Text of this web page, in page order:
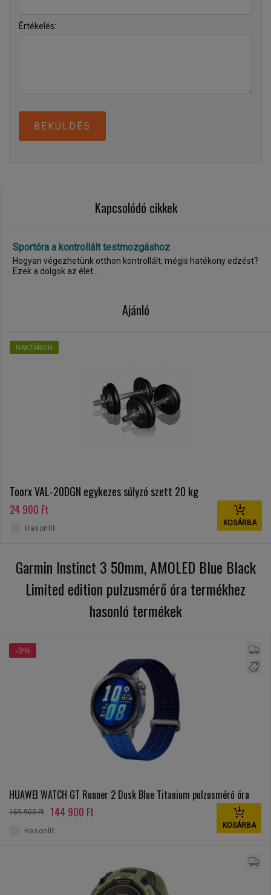
Értékelés:
BEKÜLDÉS
Kapcsolódó cikkek
Sportóra a kontrollált testmozgáshoz
Hogyan végezhetünk otthon kontrollált, mégis hatékony edzést?
Ezek a dolgok az élet...
Ajánló
RAKTÁRON
Toorx VAL-20DGN egykezes súlyzó szett 20 kg
24 900 Ft
KOSÁRBA
Hasonlít
Garmin Instinct 3 50mm, AMOLED Blue Black
Limited edition pulzusmérő óra termékhez
hasonló termékek
-9%
HUAWEI WATCH GT Runner 2 Dusk Blue Titanium pulzusmérő óra
159 900 Ft 144 900 Ft
KOSÁRBA
Hasonlít